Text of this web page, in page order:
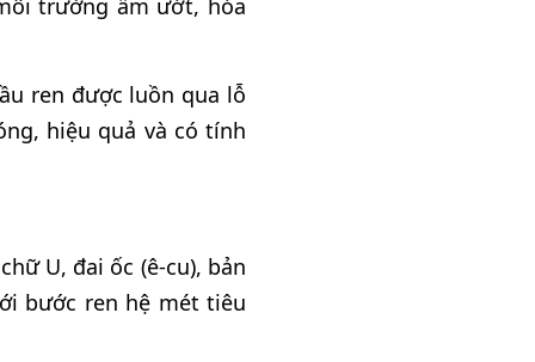
trường ẩm ướt, hóa
ren được luồn qua lỗ
hiệu quả và có tính
U, đai ốc (ê-cu), bản
bước ren hệ mét tiêu